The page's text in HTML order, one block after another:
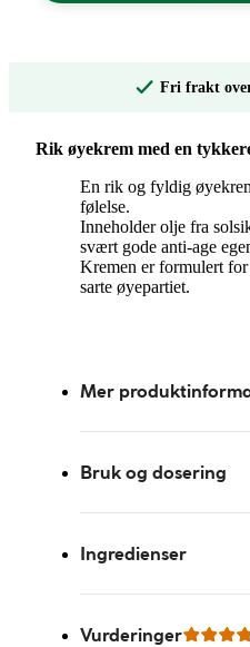
Fri frakt
Rik øyekrem med en
En rik og fyldig
følelse.
Inneholder olje fra
svært gode anti-age
Kremen er formulert
sarte øyepartiet.
Mer
Bruk og dosering
Ingredienser
Vurderinger